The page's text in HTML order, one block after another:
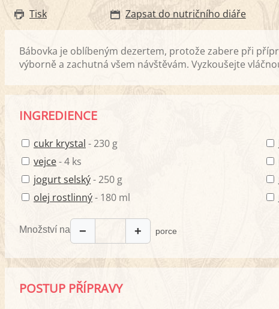
Tisk Zapsat do nutričního diáře
Bábovka je oblíbeným dezertem, protože zabere při
výborně a zachutná všem návštěvám. Vyzkoušejte
INGREDIENCE
cukr krystal - 230 g
vejce- 4 ks
jogurt selský- 250 g
olej rostlinný- 180 ml
Množství na − + porce
POSTUP PŘÍPRAVY